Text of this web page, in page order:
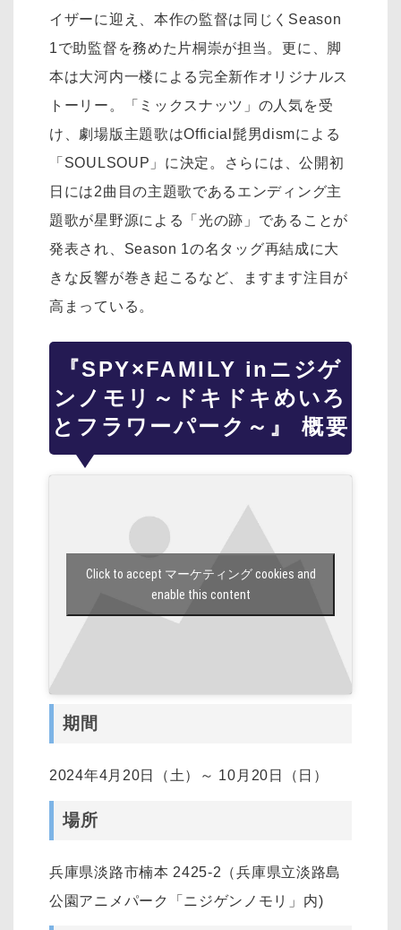
イザーに迎え、本作の監督は同じくSeason
1で助監督を務めた片桐崇が担当。更に、脚
本は大河内一楼による完全新作オリジナルス
トーリー。「ミックスナッツ」の人気を受
け、劇場版主題歌はOfficial髭男dismによる
「SOULSOUP」に決定。さらには、公開初
日には2曲目の主題歌であるエンディング主
題歌が星野源による「光の跡」であることが
発表され、Season 1の名タッグ再結成に大
きな反響が巻き起こるなど、ますます注目が
高まっている。
『SPY×FAMILY inニジゲ
ンノモリ～ドキドキめいろ
とフラワーパーク～』 概要
Click to accept マーケティング cookies and
enable this content
期間
2024年4月20日（土）～ 10月20日（日）
場所
兵庫県淡路市楠本 2425-2（兵庫県立淡路島
公園アニメパーク「ニジゲンノモリ」内)